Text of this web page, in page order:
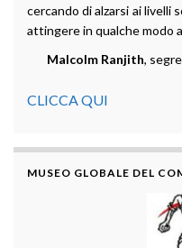
cercando di alzarsi ai livelli
attingere in qualche modo
Malcolm Ranjith,
CLICCA QUI
MUSEO GLOBALE DEL